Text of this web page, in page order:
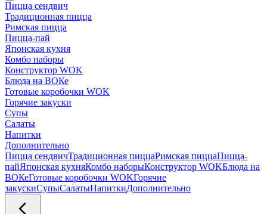
Пицца сендвич
Традиционная пицца
Римская пицца
Пицца-пай
Японская кухня
Комбо наборы
Конструктор WOK
Блюда на ВОКе
Готовые коробочки WOK
Горячие закуски
Супы
Салаты
Напитки
Дополнительно
Пицца сендвичТрадиционная пиццаРимская пиццаПицца-
пайЯпонская кухняКомбо наборыКонструктор WOKБлюда на
ВОКеГотовые коробочки WOKГорячие
закускиСупыСалатыНапиткиДополнительно